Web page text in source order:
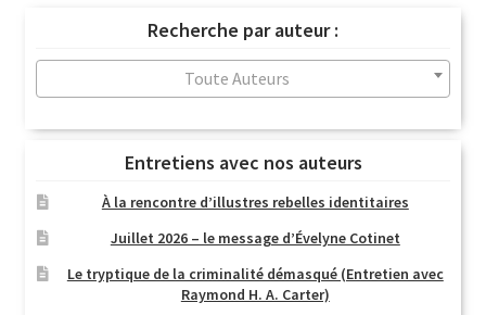
Recherche par auteur :
Toute Auteurs
Entretiens avec nos auteurs
À la rencontre d’illustres rebelles identitaires
Juillet 2026 – le message d’Évelyne Cotinet
Le tryptique de la criminalité démasqué (Entretien avec
Raymond H. A. Carter)